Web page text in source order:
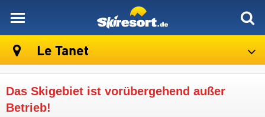
Le Tanet
Das Skigebiet ist vorübergehend außer
Betrieb!